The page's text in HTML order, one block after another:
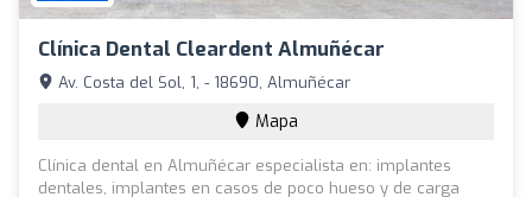
Clínica Dental Cleardent Almuñécar
Av. Costa del Sol, 1, - 18690, Almuñécar
Mapa
Clínica dental en Almuñécar especialista en: implantes
dentales, implantes en casos de poco hueso y de carga